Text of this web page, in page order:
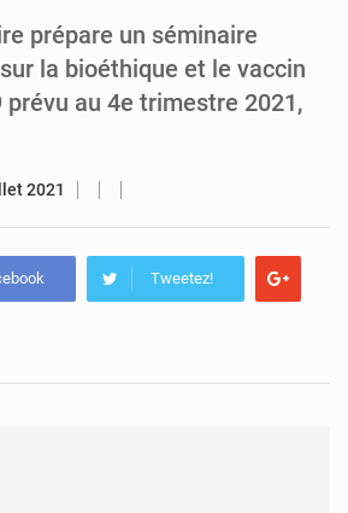
prépare un séminaire
la bioéthique et le vaccin
prévu au 4e trimestre 2021,
2021
Tweetez!